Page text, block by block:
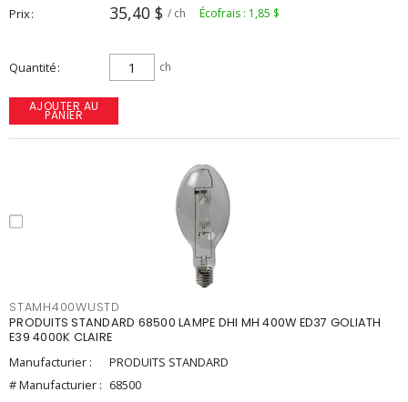
Prix 35,40 $ / ch Écofrais : 1,85 $
Quantité ch
AJOUTER AU
PANIER
STAMH400WUSTD
PRODUITS STANDARD 68500 LAMPE DHI MH 400W ED37 GOLIATH
E39 4000K CLAIRE
Manufacturier :
PRODUITS STANDARD
# Manufacturier : 68500